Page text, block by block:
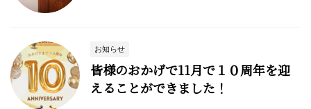
お知らせ
皆様のおかげで11月で１０周年を迎
えることができました！